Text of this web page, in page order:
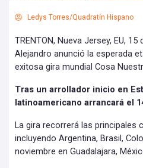
Ledys Torres/Quadratín Hispano
TRENTON, Nueva Jersey, EU,
Alejandro anunció la esperada
exitosa gira mundial Cosa
Tras un arrollador inicio en
latinoamericano arrancará el
La gira recorrerá las principales
incluyendo Argentina, Brasil,
noviembre en Guadalajara,